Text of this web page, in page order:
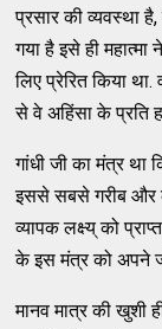
प्रसार की व्यवस्था है,
गया है इसे ही
लिए प्रेरित किया
से वे अहिंसा के प्रति
गांधी जी का मंत्र था
इससे सबसे गरीब और
व्यापक लक्ष्य् को
के इस मंत्र को अपने
मानव मात्र की खुशी